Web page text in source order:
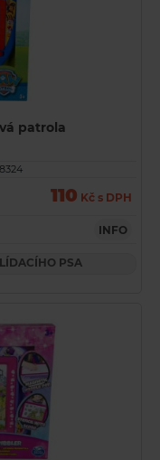
patrola
110 Kč s DPH
INFO
PSA